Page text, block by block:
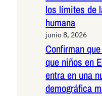
los límites de
humana
junio 8, 2026
Confirman
que niños en
entra en una
demográfica